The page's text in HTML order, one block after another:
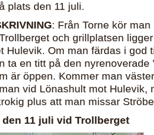
plats den 11 juli.
: Från Torne kör
och grillplatsen
Hulevik. Om man färdas i god
ta en titt på den nyrenoverade
är öppen. Kommer man
vid Lönashult mot Hulevik,
plus att man missar
11 juli vid Trollberget